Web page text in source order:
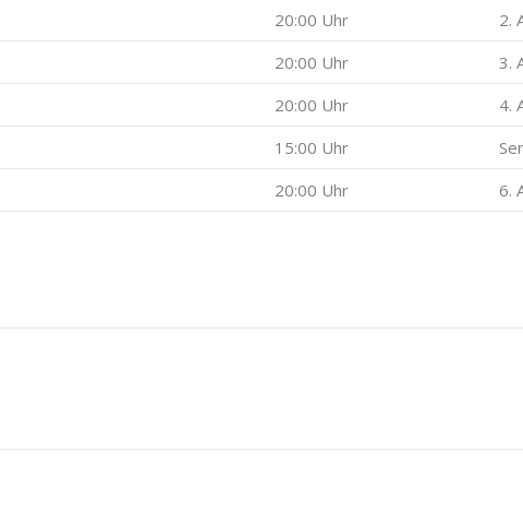
20:00 Uhr
2.
20:00 Uhr
3.
20:00 Uhr
4.
15:00 Uhr
20:00 Uhr 6.